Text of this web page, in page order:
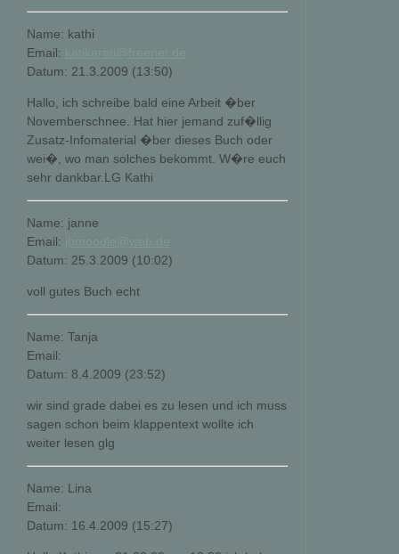
Name: kathi
Email:
Datum: 21.3.2009 (13:50)
Hallo, ich schreibe bald eine Arbeit �ber
Novemberschnee. Hat hier jemand zuf�llig
Zusatz-Infomaterial �ber dieses Buch oder
wei�, wo man solches bekommt. W�re euch
sehr dankbar.LG Kathi
Name: janne
Email:
Datum: 25.3.2009 (10:02)
voll gutes Buch echt
Name: Tanja
Email:
Datum: 8.4.2009 (23:52)
wir sind grade dabei es zu lesen und ich muss
sagen schon beim klappentext wollte ich
weiter lesen glg
Name: Lina
Email:
Datum: 16.4.2009 (15:27)